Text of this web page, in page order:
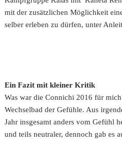
mit der zusätzlichen Möglichkeit
selber erleben zu dürfen, unter
Ein Fazit mit kleiner Kritik
Was war die Connichi 2016 für
Wechselbad der Gefühle. Aus
Jahr insgesamt anders vom Gefühl
und teils neutraler, dennoch gab es